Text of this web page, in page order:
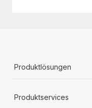
Produktlösungen
Produktservices